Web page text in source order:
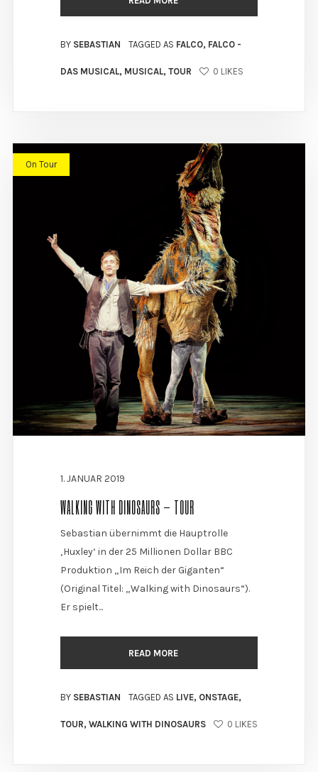
BY SEBASTIAN TAGGED AS FALCO, FALCO -
DAS MUSICAL, MUSICAL, TOUR 0 LIKES
On Tour
1. JANUAR 2019
WALKING WITH DINOSAURS – TOUR
Sebastian übernimmt die Hauptrolle
‚Huxley‘ in der 25 Millionen Dollar BBC
Produktion „Im Reich der Giganten“
(Original Titel: „Walking with Dinosaurs“).
Er spielt...
READ MORE
BY SEBASTIAN TAGGED AS LIVE, ONSTAGE,
TOUR, WALKING WITH DINOSAURS 0 LIKES